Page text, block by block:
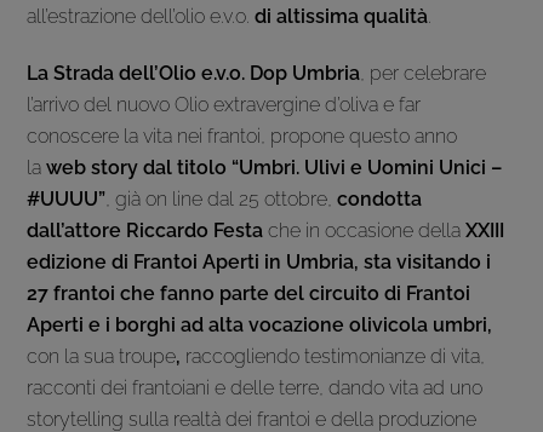
all’estrazione dell’olio e.v.o.di altissima qualità.
La Strada dell’Olio e.v.o. Dop Umbria, per celebrare
l’arrivo del nuovo Olio extravergine d’oliva e far
conoscere la vita nei frantoi, propone questo anno
laweb story dal titolo “Umbri. Ulivi e Uomini Unici –
#UUUU”, già on line dal 25 ottobre,condotta
dall’attore Riccardo Festa che in occasione dellaXXIII
edizione di Frantoi Aperti in Umbria, sta visitando i
27 frantoi che fanno parte del circuito di Frantoi
Aperti e i borghi ad alta vocazione olivicola umbri,
con la sua troupe, raccogliendo testimonianze di vita,
racconti dei frantoiani e delle terre, dando vita ad uno
storytelling sulla realtà dei frantoi e della produzione